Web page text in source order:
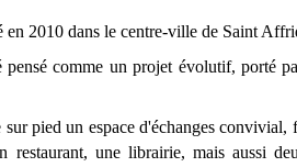
en 2010 dans le centre-ville de Saint
pensé comme un projet évolutif, porté
sur pied un espace d'échanges
restaurant, une librairie, mais aussi